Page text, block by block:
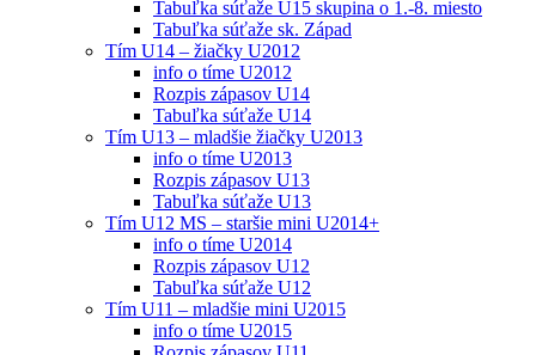
Tabuľka súťaže U15 skupina o 1.-8. miesto
Tabuľka súťaže sk. Západ
Tím U14 – žiačky U2012
info o tíme U2012
Rozpis zápasov U14
Tabuľka súťaže U14
Tím U13 – mladšie žiačky U2013
info o tíme U2013
Rozpis zápasov U13
Tabuľka súťaže U13
Tím U12 MS – staršie mini U2014+
info o tíme U2014
Rozpis zápasov U12
Tabuľka súťaže U12
Tím U11 – mladšie mini U2015
info o tíme U2015